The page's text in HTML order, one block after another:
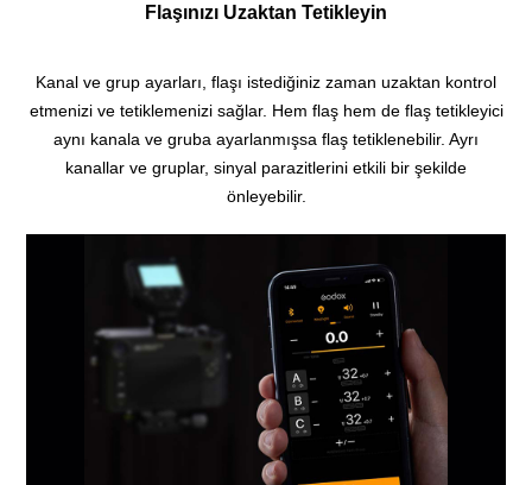
Flaşınızı Uzaktan Tetikleyin
Kanal ve grup ayarları, flaşı istediğiniz zaman uzaktan kontrol
etmenizi ve tetiklemenizi sağlar. Hem flaş hem de flaş tetikleyici
aynı kanala ve gruba ayarlanmışsa flaş tetiklenebilir. Ayrı
kanallar ve gruplar, sinyal parazitlerini etkili bir şekilde
önleyebilir.